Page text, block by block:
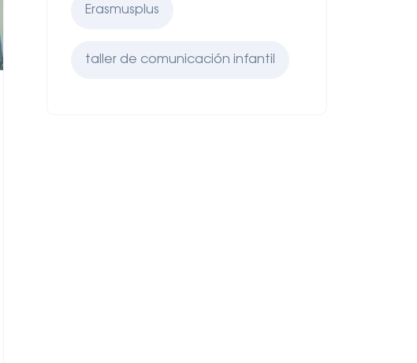
Erasmusplus
taller de comunicación infantil